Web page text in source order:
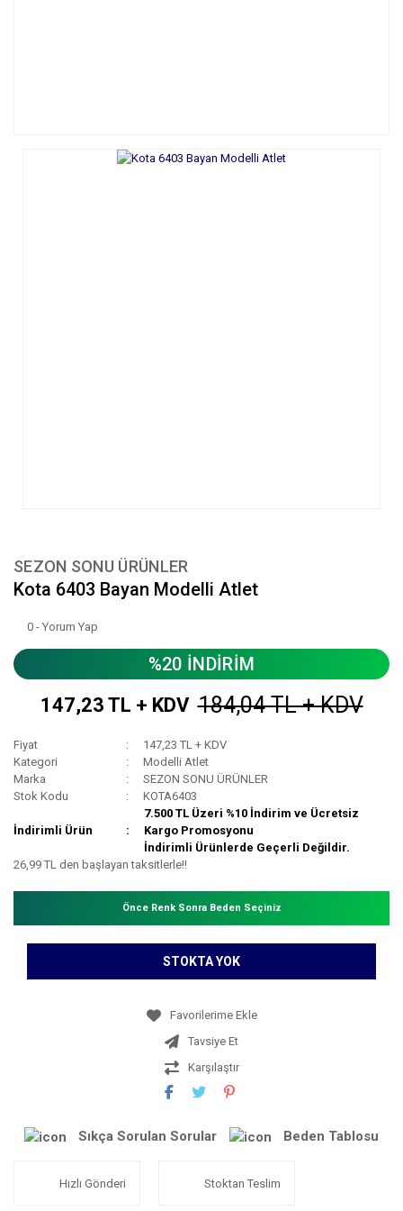
SEZON SONU ÜRÜNLER
Kota 6403 Bayan Modelli Atlet
0 - Yorum Yap
%20 İNDİRİM
147,23 TL + KDV 184,04 TL + KDV
Fiyat
147,23 TL + KDV
Kategori
Modelli Atlet
Marka
SEZON SONU ÜRÜNLER
Stok Kodu
KOTA6403
İndirimli Ürün
7.500 TL Üzeri %10 İndirim ve Ücretsiz
Kargo Promosyonu
İndirimli Ürünlerde Geçerli Değildir.
26,99 TL den başlayan taksitlerle!!
Önce Renk Sonra Beden Seçiniz
STOKTA YOK
Tavsiye Et
Karşılaştır
Sıkça Sorulan Sorular Beden Tablosu
Hızlı Gönderi Stoktan Teslim